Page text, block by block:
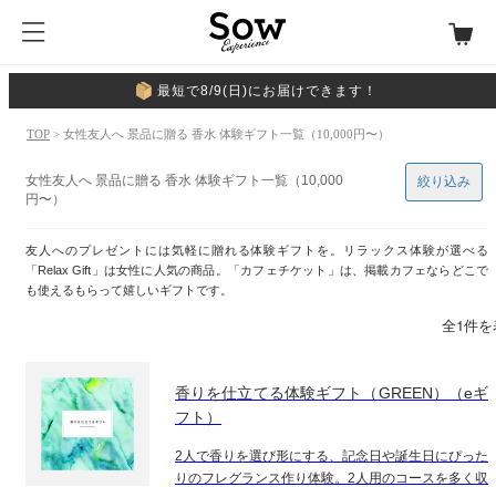
最短で8/9(日)にお届けできます！
TOP > 女性友人へ 景品に贈る 香水 体験ギフト一覧（10,000円〜）
女性友人へ 景品に贈る 香水 体験ギフト一覧（10,000
円〜）
友人へのプレゼントには気軽に贈れる体験ギフトを。リラックス体験が選べる
「Relax Gift」は女性に人気の商品。「カフェチケット」は、掲載カフェならどこで
も使えるもらって嬉しいギフトです。
絞り込み
全1件
香りを仕立てる体験ギフト（GREEN）（eギ
フト）
2人で香りを選び形にする、記念日や誕生日にぴった
りのフレグランス作り体験。2人用のコースを多く収